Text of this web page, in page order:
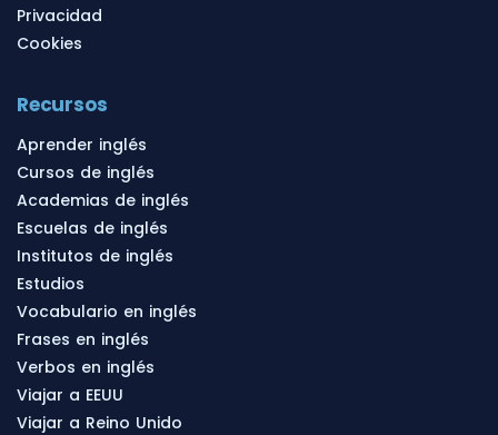
Privacidad
Cookies
Recursos
Aprender inglés
Cursos de inglés
Academias de inglés
Escuelas de inglés
Institutos de inglés
Estudios
Vocabulario en inglés
Frases en inglés
Verbos en inglés
Viajar a EEUU
Viajar a Reino Unido